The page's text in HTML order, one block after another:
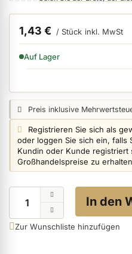
Acryl anzeigen
Nagellack &
NailArt anzeigen
Nagelfeilen,
Hygiene anzeigen
Skintrix anzeigen
Bildgalerie
springen
1,43 € / Stück inkl. MwSt
VERFÜGBARKEIT:
Auf Lager
Preisangabe:
Preis inklusive
Login info:
Registrieren Sie sich als
oder loggen Sie sich ein, falls
Kundin oder Kunde registriert
Großhandelspreise zu
In den
Zur Wunschliste hinzufügen